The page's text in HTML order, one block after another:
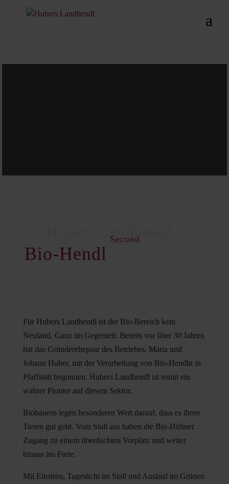
Bio-Hendl
Second
Für Hubers Landhendl ist der Bio-Bereich kein
Neuland. Ganz im Gegenteil: Bereits vor über 30 Jahren
hat das Gründerehepaar des Betriebes, Maria und
Johann Huber, mit der Verarbeitung von Bio-Hendln in
Pfaffstätt begonnen. Hubers Landhendl ist somit ein
wahrer Pionier auf diesem Sektor.
Biobauern legen besonderen Wert darauf, dass es ihren
Tieren gut geht. Vom Stall aus haben die Bio-Hühner
Zugang zu einem überdachten Vorplatz und weiter
hinaus ins Freie.
Mit Einstreu, Tageslicht im Stall und Auslauf im Grünen